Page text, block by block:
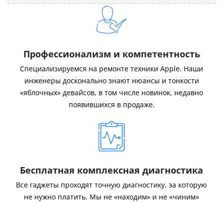
Профессионализм и компетентность
Специализируемся на ремонте техники Apple. Наши
инженеры досконально знают нюансы и тонкости
«яблочных» девайсов, в том числе новинок, недавно
появившихся в продаже.
Бесплатная комплексная диагностика
Все гаджеты проходят точную диагностику, за которую
не нужно платить. Мы не «находим» и не «чиним»